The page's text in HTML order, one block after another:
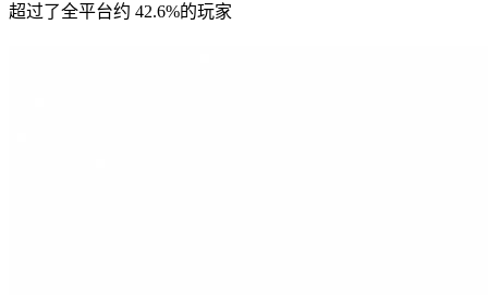
超过了全平台约 42.6%的玩家